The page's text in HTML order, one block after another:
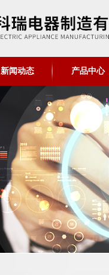
新闻动态 产品中心